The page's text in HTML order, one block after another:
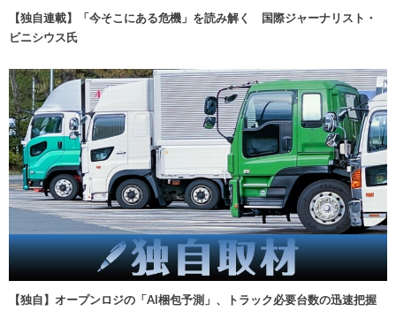
【独自連載】「今そこにある危機」を読み解く 国際ジャーナリスト・
ビニシウス氏
【独自】オープンロジの「AI梱包予測」、トラック必要台数の迅速把握